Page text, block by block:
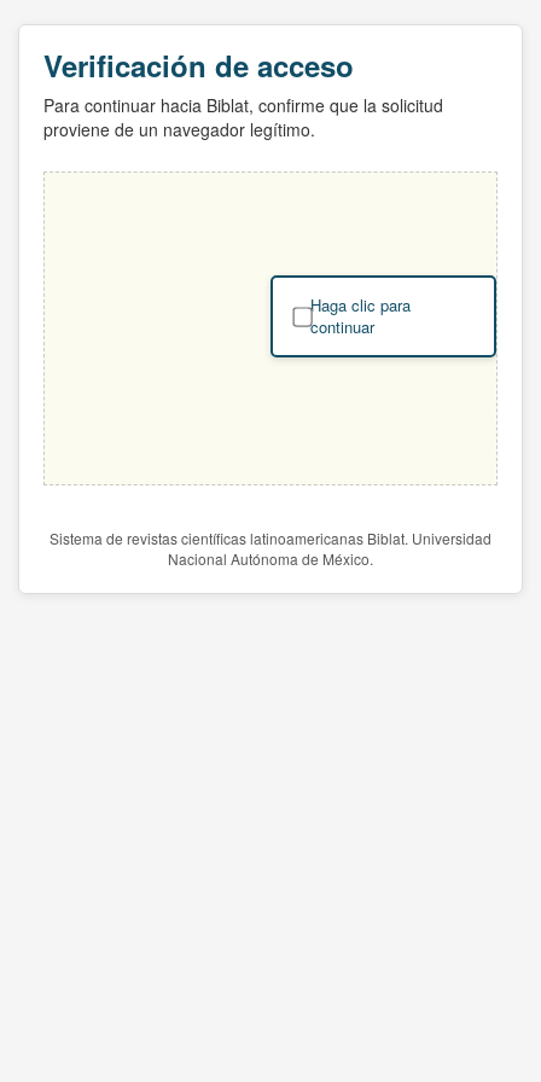
Verificación de acceso
Para continuar hacia Biblat, confirme que la solicitud
proviene de un navegador legítimo.
Haga clic para
continuar
Sistema de revistas científicas latinoamericanas Biblat. Universidad
Nacional Autónoma de México.